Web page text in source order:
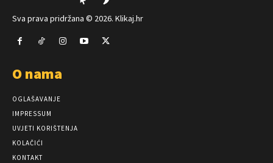
Sva prava pridržana © 2026. Klikaj.hr
O nama
OGLAŠAVANJE
IMPRESSUM
UVJETI KORIŠTENJA
KOLAČIĆI
KONTAKT